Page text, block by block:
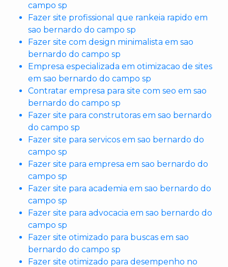
campo sp
Fazer site profissional que rankeia rapido em
sao bernardo do campo sp
Fazer site com design minimalista em sao
bernardo do campo sp
Empresa especializada em otimizacao de sites
em sao bernardo do campo sp
Contratar empresa para site com seo em sao
bernardo do campo sp
Fazer site para construtoras em sao bernardo
do campo sp
Fazer site para servicos em sao bernardo do
campo sp
Fazer site para empresa em sao bernardo do
campo sp
Fazer site para academia em sao bernardo do
campo sp
Fazer site para advocacia em sao bernardo do
campo sp
Fazer site otimizado para buscas em sao
bernardo do campo sp
Fazer site otimizado para desempenho no